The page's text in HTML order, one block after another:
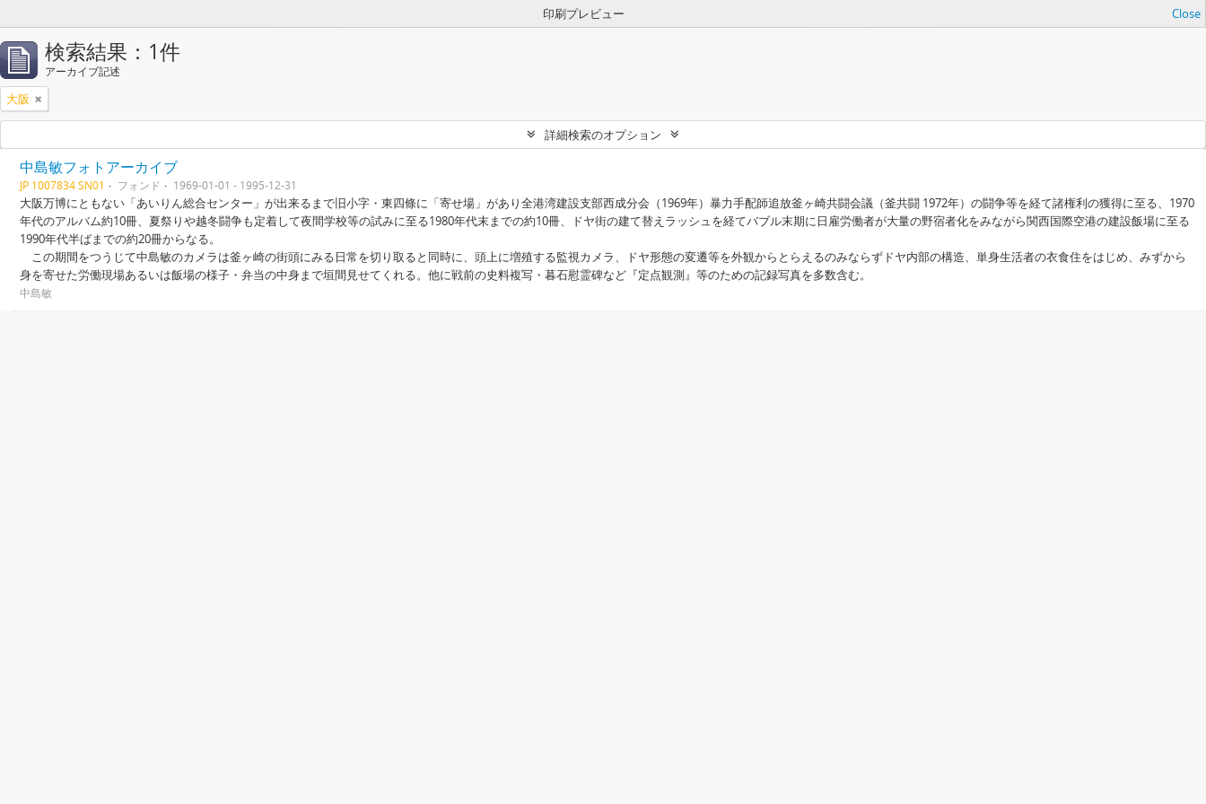
印刷プレビュー Close
検索結果：1件
アーカイブ記述
大阪
詳細検索のオプション
中島敏フォトアーカイブ
JP 1007834 SN01 フォンド 1969-01-01 - 1995-12-31
大阪万博にともない「あいりん総合センター」が出来るまで旧小字・東四條に「寄せ場」があり全港湾建設支部西成分会（1969年）暴力手配師追放釜ヶ崎共闘会議（釜共闘 1972年）の闘争等を経て諸権利の獲得に至る、1970
年代のアルバム約10冊、夏祭りや越冬闘争も定着して夜間学校等の試みに至る1980年代末までの約10冊、ドヤ街の建て替えラッシュを経てバブル末期に日雇労働者が大量の野宿者化をみながら関西国際空港の建設飯場に至る
1990年代半ばまでの約20冊からなる。
この期間をつうじて中島敏のカメラは釜ヶ崎の街頭にみる日常を切り取ると同時に、頭上に増殖する監視カメラ、ドヤ形態の変遷等を外観からとらえるのみならずドヤ内部の構造、単身生活者の衣食住をはじめ、みずから
身を寄せた労働現場あるいは飯場の様子・弁当の中身まで垣間見せてくれる。他に戦前の史料複写・暮石慰霊碑など『定点観測』等のための記録写真を多数含む。
中島敏